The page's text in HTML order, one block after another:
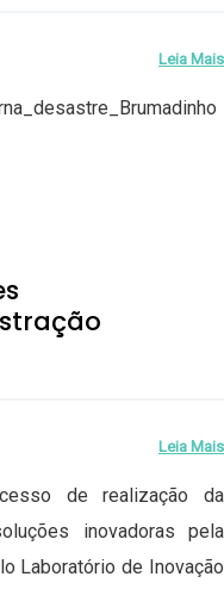
Leia Mais
Leia Mais
de realização da
inovadoras pela
Laboratório de Inovação